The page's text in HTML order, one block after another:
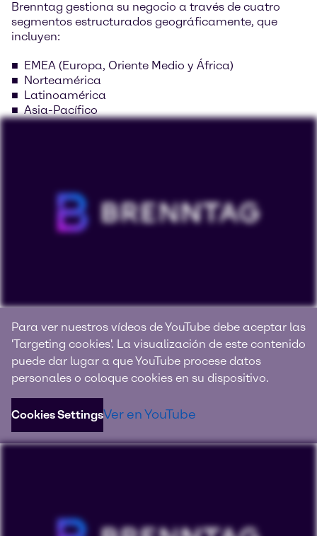
Brenntag gestiona su negocio a través de cuatro
segmentos estructurados geográficamente, que
incluyen:
EMEA (Europa, Oriente Medio y África)
Norteamérica
Latinoamérica
Asia-Pacífico
Para ver nuestros vídeos de YouTube debe aceptar las
'Targeting cookies'. La visualización de este contenido
puede dar lugar a que YouTube procese datos
personales o coloque cookies en su dispositivo.
Cookies SettingsVer en YouTube
Somos Brenntag
Obtenga más información acerca de nuestros valores,
nuestro compromiso y pasión para ofrecerle los mejores
servicios y soluciones en diferentes industrias.
Sitio web corporativo de Brenntag